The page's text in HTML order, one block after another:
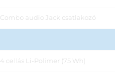
Combo audio Jack csatlakozó
4 cellás Li-Polimer (75 Wh)